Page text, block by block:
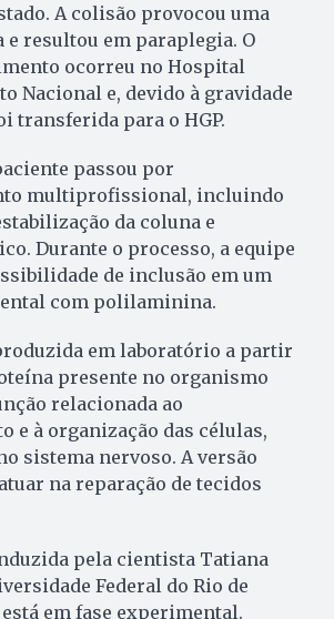
A colisão provocou uma
e resultou em paraplegia. O
ocorreu no Hospital
Nacional e, devido à gravidade
transferida para o HGP.
passou por
multiprofissional, incluindo
da coluna e
Durante o processo, a equipe
de inclusão em um
com polilaminina.
em laboratório a partir
presente no organismo
relacionada ao
e à organização das células,
sistema nervoso. A versão
na reparação de tecidos
pela cientista Tatiana
Federal do Rio de
em fase experimental.